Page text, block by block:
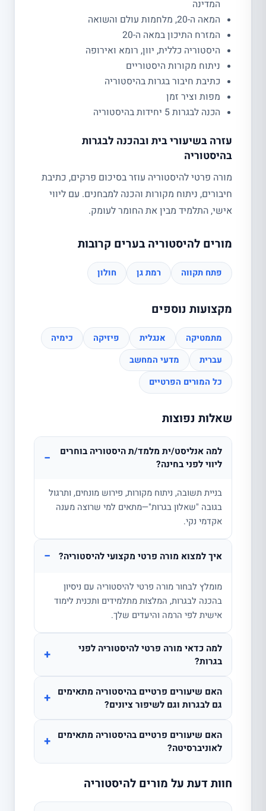
המדינה
המאה ה-20, מלחמות עולם והשואה
המזרח התיכון במאה ה-20
היסטוריה כללית, יוון, רומא ואירופה
ניתוח מקורות היסטוריים
כתיבת חיבור בגרות בהיסטוריה
מפות וציר זמן
הכנה לבגרות 5 יחידות בהיסטוריה
עזרה בשיעורי בית ובהכנה לבגרות
בהיסטוריה
מורה פרטי להיסטוריה עוזר בסיכום פרקים, כתיבת
חיבורים, ניתוח מקורות והכנה למבחנים. עם ליווי
אישי, התלמיד מבין את החומר לעומק.
מורים להיסטוריה בערים קרובות
פתח תקווה רמת גן חולון
מקצועות נוספים
מתמטיקה אנגלית פיזיקה
כימיה
עברית
מדעי המחשב
כל המורים הפרטיים
שאלות נפוצות
למה אנליסט/ית מלמד/ת היסטוריה בוחרים
ליווי לפני בחינה?
−
בניית תשובה, ניתוח מקורות, פירוש מונחים, ותרגול
בגובה "שאלון בגרות"—מתאים למי שרוצה מענה
אקדמי נקי.
איך למצוא מורה פרטי מקצועי להיסטוריה? −
מומלץ לבחור מורה פרטי להיסטוריה עם ניסיון
בהכנה לבגרות, המלצות מתלמידים ותכנית לימוד
אישית לפי הרמה והיעדים שלך.
למה כדאי מורה פרטי להיסטוריה לפני
בגרות?
+
האם שיעורים פרטיים בהיסטוריה מתאימים
גם לבגרות וגם לשיפור ציונים?
+
האם שיעורים פרטיים בהיסטוריה מתאימים
לאוניברסיטה?
+
חוות דעת על מורים להיסטוריה